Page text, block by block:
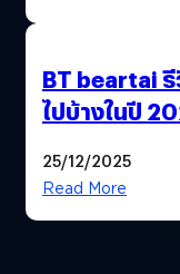
BT beartai
ไปบ้างในปี
25/12/2025
Read More